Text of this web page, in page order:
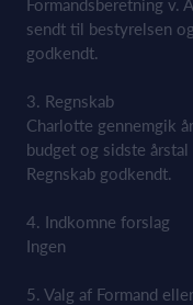
Formandsberetning v.
sendt til bestyrelsen
godkendt.
3. Regnskab
Charlotte gennemgik
budget og sidste
Regnskab godkendt.
4. Indkomne forslag
Ingen
5. Valg af Formand